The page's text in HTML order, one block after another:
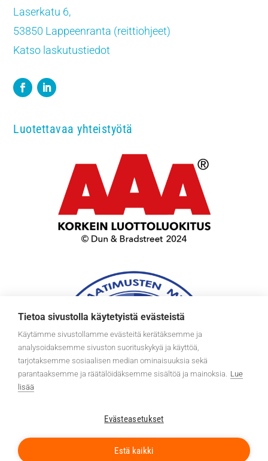
Laserkatu 6,
53850 Lappeenranta (reittiohjeet)
Katso laskutustiedot
Luotettavaa yhteistyötä
Tietoa sivustolla käytetyistä evästeistä
Käytämme sivustollamme evästeitä kerätäksemme ja
analysoidaksemme sivuston suorituskykyä ja käyttöä,
tarjotaksemme sosiaalisen median ominaisuuksia sekä
parantaaksemme ja räätälöidäksemme sisältöä ja mainoksia. Lue
lisää
Evästeasetukset
Estä kaikki